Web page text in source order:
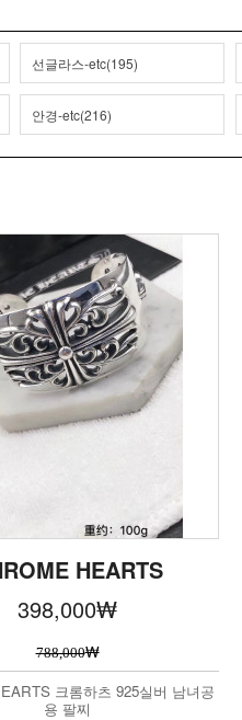
선글라스-etc(195)
안경-etc(216)
HEARTS
398,000₩
788,000₩
크롬하츠 925실버 남녀공
용 팔찌